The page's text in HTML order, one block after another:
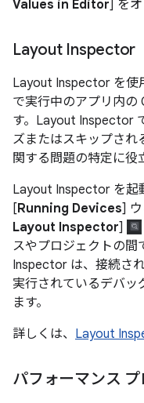
Values in Editor] をオ
Layout Inspector
Layout Inspector を使
で実行中のアプリ内の
す。Layout Inspector
ズまたはスキップされ
関する問題の特定に役
Layout Inspector を起
[Running Devices]
Layout Inspector]
スやプロジェクトの間
Inspector は、接続さ
実行されているデバッ
ます。
詳しくは、 Layout
パフォーマンス